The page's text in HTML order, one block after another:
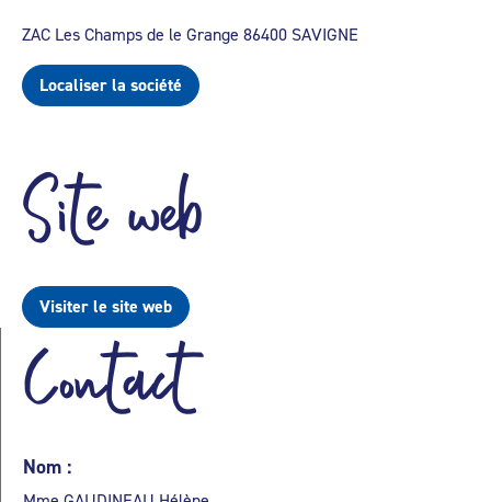
ZAC Les Champs de le Grange 86400 SAVIGNE
Localiser la société
Site web
Visiter le site web
Contact
Nom :